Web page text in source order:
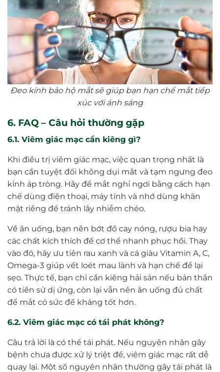
Đeo kính bảo hộ mắt sẽ giúp bạn hạn chế mắt tiếp
xúc với ánh sáng
6. FAQ – Câu hỏi thường gặp
6.1. Viêm giác mạc cần kiêng gì?
Khi điều trị viêm giác mạc, việc quan trọng nhất là
bạn cần tuyệt đối không dụi mắt và tạm ngưng đeo
kính áp tròng. Hãy để mắt nghỉ ngơi bằng cách hạn
chế dùng điện thoại, máy tính và nhớ dùng khăn
mặt riêng để tránh lây nhiễm chéo.
Về ăn uống, bạn nên bớt đồ cay nóng, rượu bia hay
các chất kích thích để cơ thể nhanh phục hồi. Thay
vào đó, hãy ưu tiên rau xanh và cá giàu Vitamin A, C,
Omega-3 giúp vết loét mau lành và hạn chế để lại
sẹo. Thực tế, bạn chỉ cần kiêng hải sản nếu bản thân
có tiền sử dị ứng, còn lại vẫn nên ăn uống đủ chất
để mắt có sức đề kháng tốt hơn.
6.2. Viêm giác mạc có tái phát không?
Câu trả lời là có thể tái phát. Nếu nguyên nhân gây
bệnh chưa được xử lý triệt để, viêm giác mạc rất dễ
quay lại. Một số nguyên nhân thường gây tái phát là